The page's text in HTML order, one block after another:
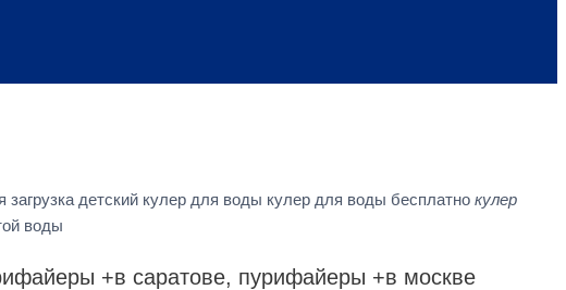
детский кулер для воды кулер для воды бесплатно кулер
воды
+в саратове, пурифайеры +в москве